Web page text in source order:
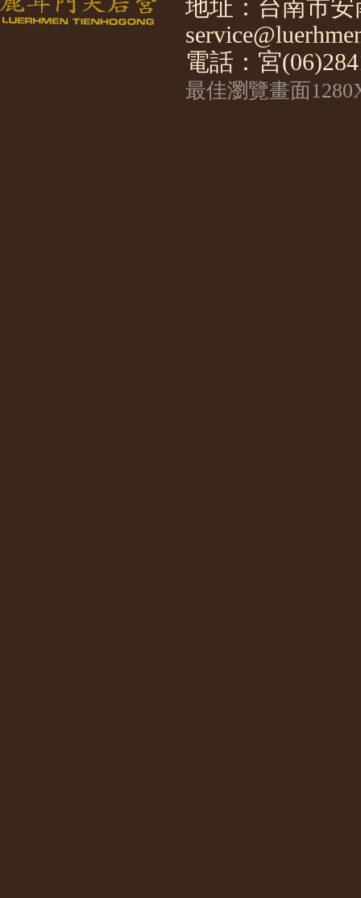
地址：台南市
電話：宮
最佳瀏覽畫面